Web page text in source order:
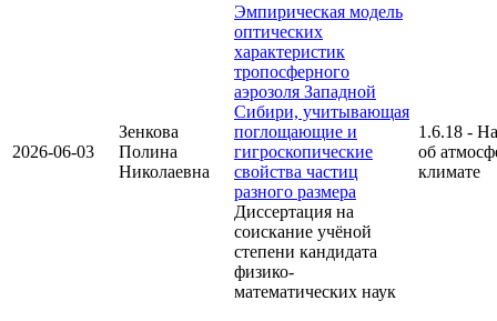
2026-06-03
Зенкова
Полина
Николаевна
Эмпирическая модель
оптических
характеристик
тропосферного
аэрозоля Западной
Сибири, учитывающая
поглощающие и
гигроскопические
свойства частиц
разного размера
Диссертация на
соискание учёной
степени кандидата
физико-
математических наук
1.6.18 -
об
климате